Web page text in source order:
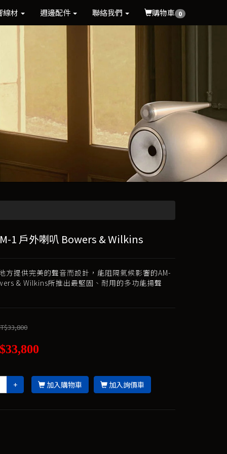
線材 週邊配件 聯絡我們 購物車 0
1 戶外喇叭 Bowers & Wilkins
方提供完美的聲音而設計，能阻隔氣候影響的AM-
& Wilkins所推出最堅固、耐用的多功能揚聲
+ 加入購物車 加入詢價車